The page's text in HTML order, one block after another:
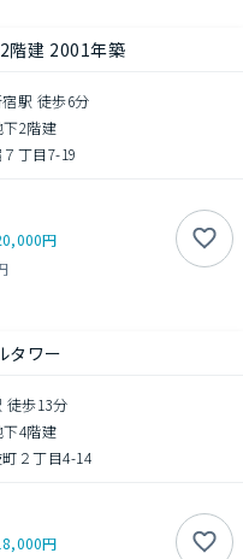
階建 2001年築
駅 徒歩6分
2階建
丁目7-19
円
タワー
徒歩13分
4階建
２丁目4-14
円